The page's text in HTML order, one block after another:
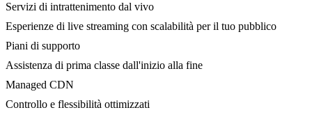
Servizi di intrattenimento dal vivo
Esperienze di live streaming con scalabilità per il tuo pubblico
Piani di supporto
Assistenza di prima classe dall'inizio alla fine
Managed CDN
Controllo e flessibilità ottimizzati